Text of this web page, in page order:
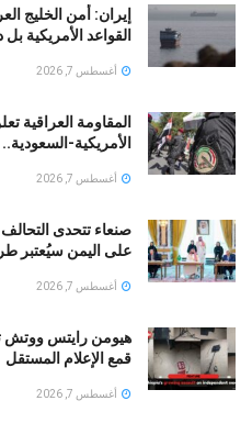
إيران: أمن الخليج
القواعد الأمريكية
أغسطس 7, 2026
المقاومة العراقية
الأمريكية-السعودية..
أغسطس 7, 2026
صنعاء تتحدى
على اليمن سيُعتبر
أغسطس 7, 2026
هيومن رايتس ووتش
قمع الإعلام المستقل
أغسطس 7, 2026